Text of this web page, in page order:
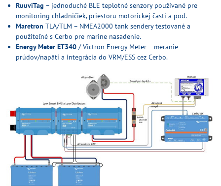
RuuviTag – jednoduché BLE teplotné senzory používané pre
monitoring chladničiek, priestoru motorickej časti a pod.
Maretron TLA/TLM – NMEA2000 tank sendery testované a
použiteľné s Cerbo pre marine nasadenie.
Energy Meter ET340 / Victron Energy Meter – meranie
prúdov/napätí a integrácia do VRM/ESS cez Cerbo.